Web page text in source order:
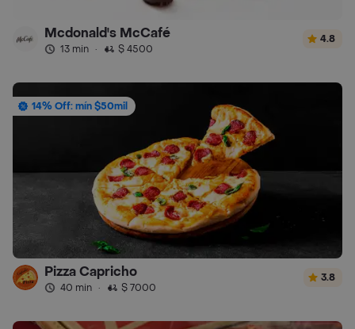
Mcdonald's McCafé
13 min · $ 4500
4.8
14% Off: mín $50mil
Pizza Capricho
40 min · $ 7000
3.8